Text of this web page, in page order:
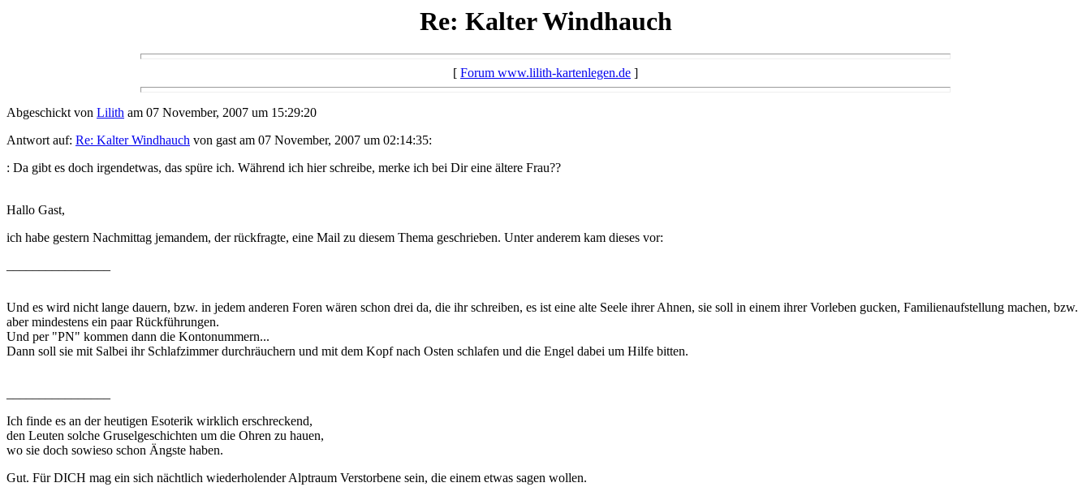
Re: Kalter Windhauch
[ Forum www.lilith-kartenlegen.de ]
Abgeschickt von Lilith am 07 November, 2007 um 15:29:20
Antwort auf: Re: Kalter Windhauch von gast am 07 November, 2007 um 02:14:35:
: Da gibt es doch irgendetwas, das spüre ich. Während ich hier schreibe, merke ich bei Dir eine ältere Frau??
Hallo Gast,
ich habe gestern Nachmittag jemandem, der rückfragte, eine Mail zu diesem Thema geschrieben. Unter anderem kam dieses vor:
Und es wird nicht lange dauern, bzw. in jedem anderen Foren wären schon drei da, die ihr schreiben, es ist eine alte Seele ihrer Ahnen, sie soll in einem ihrer Vorleben gucken, Familienaufstellung machen, bzw.
aber mindestens ein paar Rückführungen.
Und per "PN" kommen dann die Kontonummern...
Dann soll sie mit Salbei ihr Schlafzimmer durchräuchern und mit dem Kopf nach Osten schlafen und die Engel dabei um Hilfe bitten.
Ich finde es an der heutigen Esoterik wirklich erschreckend,
den Leuten solche Gruselgeschichten um die Ohren zu hauen,
wo sie doch sowieso schon Ängste haben.
Gut. Für DICH mag ein sich nächtlich wiederholender Alptraum Verstorbene sein, die einem etwas sagen wollen.